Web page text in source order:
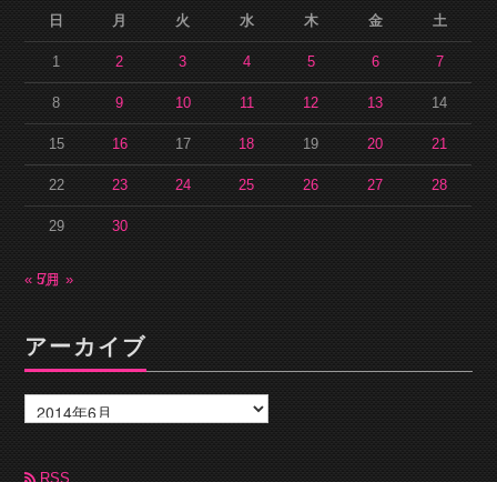
日
月 火 水 木 金 土
1 2 3 4 5 6 7
8 9 10 11 12 13 14
15 16 17 18 19 20 21
22 23 24 25 26 27 28
29 30
« 5月7月 »
アーカイブ
ー
カ
ブ RSS